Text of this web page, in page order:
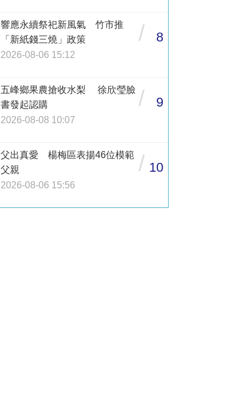
響應永續祭祀新風氣 竹市推
「新紙錢三燒」政策
2026-08-06 15:12
/ 8
五峰鄉果農搶收水梨 徐欣瑩臉
書發起認購
2026-08-08 10:07
/ 9
父出真愛 楊梅區表揚46位模範
父親
2026-08-06 15:56
/ 10